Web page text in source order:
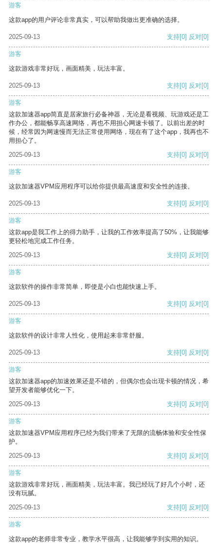
游客
这款app的用户评论非常真实，可以帮助我做出更准确的选择。
2025-09-13 支持[0] 反对[0]
游客
这款游戏非常好玩，画面精美，玩法丰富。
2025-09-13 支持[0] 反对[0]
游客
这款加速器app简直是居家旅行必备神器，无论是看视频、玩游戏还是工
作办公，都能畅享高速网络，再也不用担心网速卡顿了。以前出差的时
候，经常因为网速慢而无法正常使用网络，现在有了这个app，我再也不
用担心了。
2025-09-13
支持[0] 反对[0]
游客
这款加速器VPM应用程序可以给你提供最高速度和安全性的连接。
2025-09-13 支持[0] 反对[0]
游客
这款app是我工作上的得力助手，让我的工作效率提高了50%，让我能够
更轻松地完成工作任务。
2025-09-13
支持[0] 反对[0]
游客
这款软件的操作非常简单，即使是小白也能快速上手。
2025-09-13 支持[0] 反对[0]
游客
这款软件的设计非常人性化，使用起来非常舒服。
2025-09-13 支持[0] 反对[0]
游客
这款加速器app的加速效果还是不错的，但偶尔也会出现卡顿的情况，希
望开发者能够优化一下。
2025-09-13
支持[0] 反对[0]
游客
这款加速器VPM应用程序已经为我们带来了无限的流畅体验和安全性保
护。
2025-09-13
支持[0] 反对[0]
游客
这款游戏非常好玩，画面精美，玩法丰富。我已经玩了好几个小时，还
没有玩腻。
2025-09-13
支持[0] 反对[0]
游客
这款app的老师非常专业，教学水平很高，让我能够学到实用的知识。